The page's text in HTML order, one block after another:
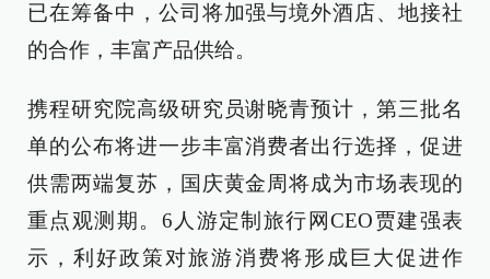
已在筹备中，公司将加强与境外酒店、地接社
的合作，丰富产品供给。
携程研究院高级研究员谢晓青预计，第三批名
单的公布将进一步丰富消费者出行选择，促进
供需两端复苏，国庆黄金周将成为市场表现的
重点观测期。6人游定制旅行网CEO贾建强表
示，利好政策对旅游消费将形成巨大促进作